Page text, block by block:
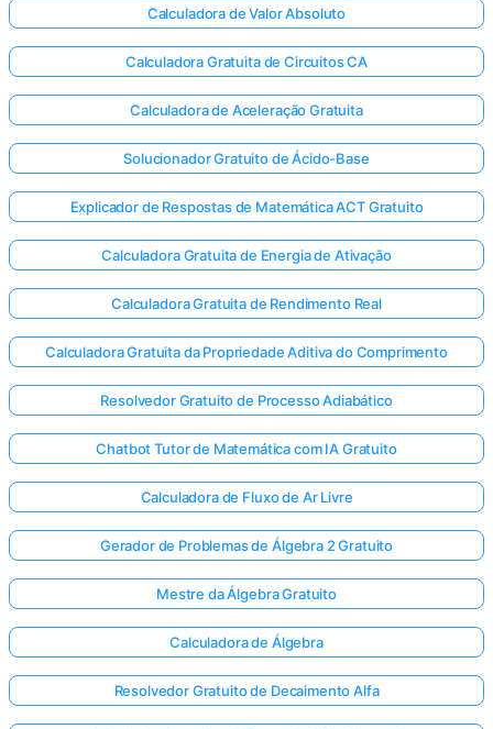
Calculadora de Valor Absoluto
Calculadora Gratuita de Circuitos CA
Calculadora de Aceleração Gratuita
Solucionador Gratuito de Ácido-Base
Explicador de Respostas de Matemática ACT Gratuito
Calculadora Gratuita de Energia de Ativação
Calculadora Gratuita de Rendimento Real
Calculadora Gratuita da Propriedade Aditiva do Comprimento
Resolvedor Gratuito de Processo Adiabático
Chatbot Tutor de Matemática com IA Gratuito
Calculadora de Fluxo de Ar Livre
Gerador de Problemas de Álgebra 2 Gratuito
Mestre da Álgebra Gratuito
Calculadora de Álgebra
Resolvedor Gratuito de Decaimento Alfa